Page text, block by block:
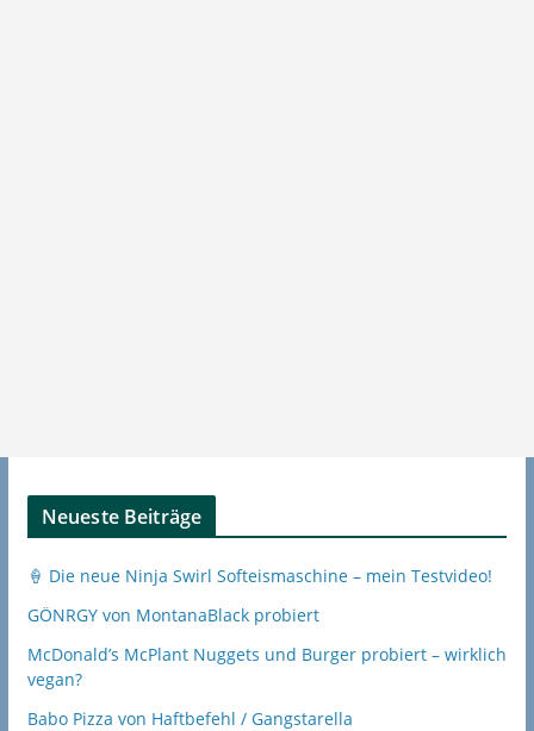
Neueste Beiträge
🍦 Die neue Ninja Swirl Softeismaschine – mein Testvideo!
GÖNRGY von MontanaBlack probiert
McDonald’s McPlant Nuggets und Burger probiert – wirklich
vegan?
Babo Pizza von Haftbefehl / Gangstarella